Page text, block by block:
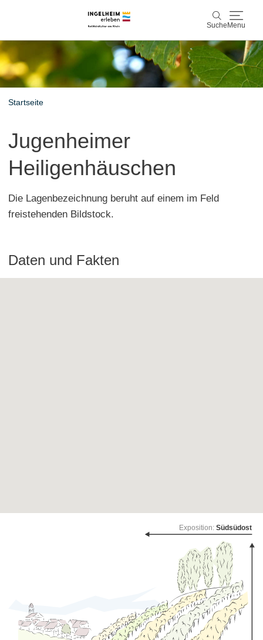
Suche Menu
Suche
Entdecken & Erleben
Planen & Buchen
Leichte SpracheUnterkünfte
Startseite
Jugenheimer
Heiligenhäuschen
Die Lagenbezeichnung beruht auf einem im Feld
freistehenden Bildstock.
Daten und Fakten
Exposition: Südsüdost